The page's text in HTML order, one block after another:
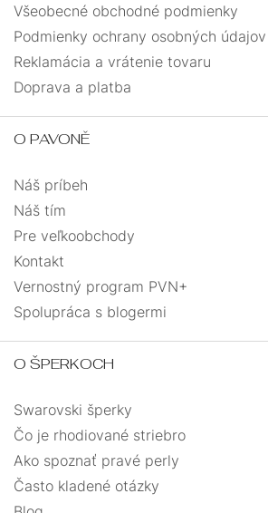
Všeobecné obchodné podmienky
Podmienky ochrany osobných údajov
Reklamácia a vrátenie tovaru
Doprava a platba
O PAVONĚ
Náš príbeh
Náš tím
Pre veľkoobchody
Kontakt
Vernostný program PVN+
Spolupráca s blogermi
O ŠPERKOCH
Swarovski šperky
Čo je rhodiované striebro
Ako spoznať pravé perly
Často kladené otázky